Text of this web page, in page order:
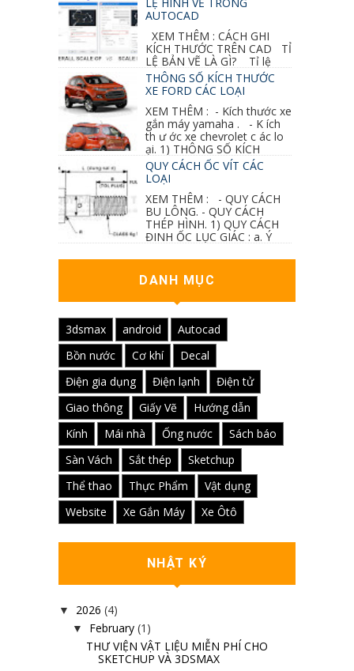
AUTOCAD
XEM THÊM : CÁCH GHI
KÍCH THƯỚC TRÊN CAD TỈ
LỆ BẢN VẼ LÀ GÌ? Tỉ lệ
của hình vẽ trong bản vẽ thiết kế kiến trúc...
THÔNG SỐ KÍCH THƯỚC
XE FORD CÁC LOẠI
XEM THÊM : - Kích thước xe
gắn máy yamaha . - K ích
th ư ớc xe chevrolet c ác lo
ại. 1) THÔNG SỐ KÍCH
QUY CÁCH ỐC VÍT CÁC
LOẠI
XEM THÊM : - QUY CÁCH
BU LÔNG. - QUY CÁCH
THÉP HÌNH. 1) QUY CÁCH
ĐINH ỐC LỤC GIÁC : a. Ý
DANH MỤC
3dsmax android
Autocad
Bồn nước
Cơ khí
Decal
Điện gia dụng
Điện lạnh
Điện tử
Giao thông
Giấy Vẽ
Hướng dẫn
Kính
Mái nhà Ống nước
Sách báo
Sàn Vách
Sắt thép
Sketchup
Thể thao
Thực Phẩm
Vật dụng
Website
Xe Gắn Máy Xe Ôtô
NHẬT KÝ
▼ 2026 (4)
▼ February (1)
THƯ VIỆN VẬT LIỆU MIỄN PHÍ CHO
SKETCHUP VÀ 3DSMAX